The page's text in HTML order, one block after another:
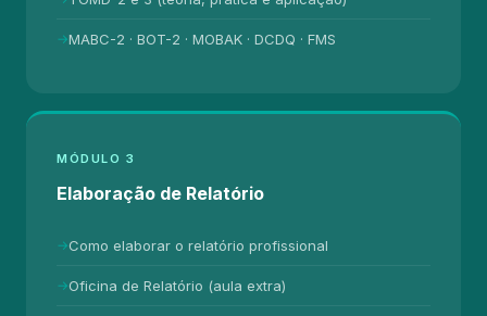
MABC-2 · BOT-2 · MOBAK · DCDQ · FMS
MÓDULO 3
Elaboração de Relatório
Como elaborar o relatório profissional
Oficina de Relatório (aula extra)